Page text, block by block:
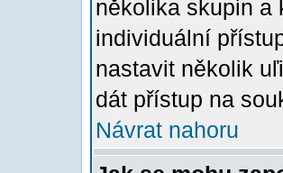
několika skupin a
individuální
nastavit několik
dát přístup na
Návrat nahoru